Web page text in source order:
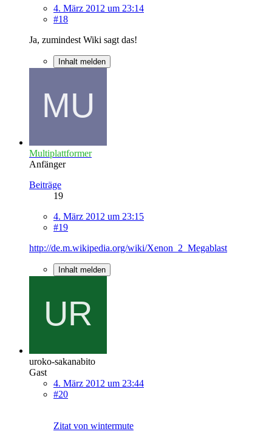
4. März 2012 um 23:14
#18
Ja, zumindest Wiki sagt das!
Inhalt melden
Multiplattformer
Anfänger
Beiträge
19
4. März 2012 um 23:15
#19
http://de.m.wikipedia.org/wiki/Xenon_2_Megablast
Inhalt melden
uroko-sakanabito
Gast
4. März 2012 um 23:44
#20
Zitat von wintermute